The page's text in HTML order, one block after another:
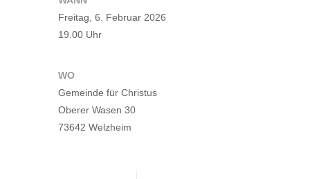
Freitag, 6. Februar 2026
19.00 Uhr
WO
Gemeinde für Christus
Oberer Wasen 30
73642 Welzheim